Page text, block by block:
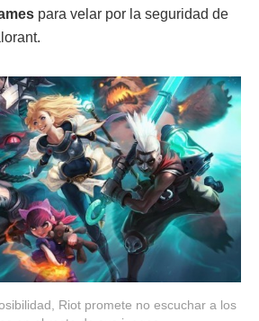
para velar por la seguridad de
Riot promete no escuchar a los